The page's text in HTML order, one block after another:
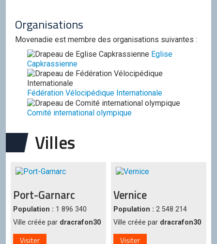
Organisations
Movenadie est membre des organisations suivantes :
Eglise
Capkrassienne
Fédération Vélocipédique Internationale
Comité international olympique
Villes
Port-Garnarc
Population : 1 896 340
Ville créée par dracrafon30
Visiter
Vernice
Population : 2 548 214
Ville créée par dracrafon30
Visiter